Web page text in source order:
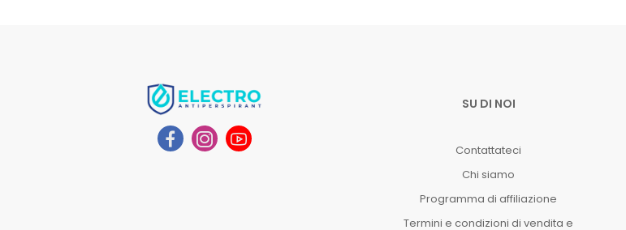
SU DI NOI
Contattateci
Chi siamo
Programma di affiliazione
Termini e condizioni di vendita e